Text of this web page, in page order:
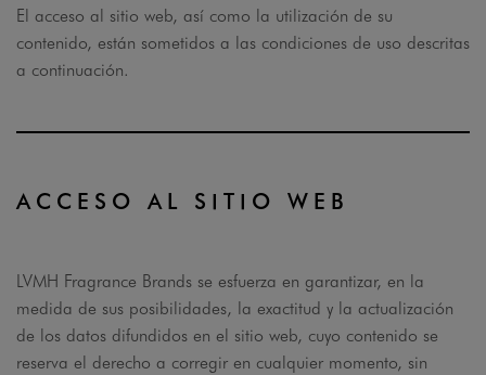
El acceso al sitio web, así como la utilización de su
contenido, están sometidos a las condiciones de uso descritas
a continuación.
ACCESO AL SITIO WEB
LVMH Fragrance Brands se esfuerza en garantizar, en la
medida de sus posibilidades, la exactitud y la actualización
de los datos difundidos en el sitio web, cuyo contenido se
reserva el derecho a corregir en cualquier momento, sin